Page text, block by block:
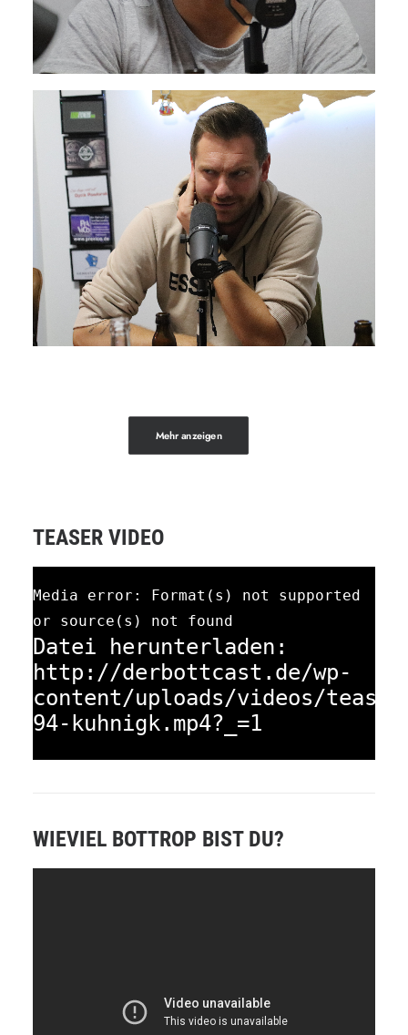
Mehr anzeigen
TEASER VIDEO
Media error: Format(s) not supported
or source(s) not found
Datei herunterladen:
http://derbottcast.de/wp-
content/uploads/videos/
94-kuhnigk.mp4?_=1
WIEVIEL BOTTROP BIST DU?